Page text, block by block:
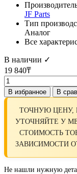
JF Parts
Тип
Аналог
Все
В наличии ✓
19 840₸
В избранное
В
ТОЧНУЮ ЦЕНУ,
УТОЧНЯЙТЕ У
СТОИМОСТЬ
ЗАВИСИМОСТИ
Не нашли нужную